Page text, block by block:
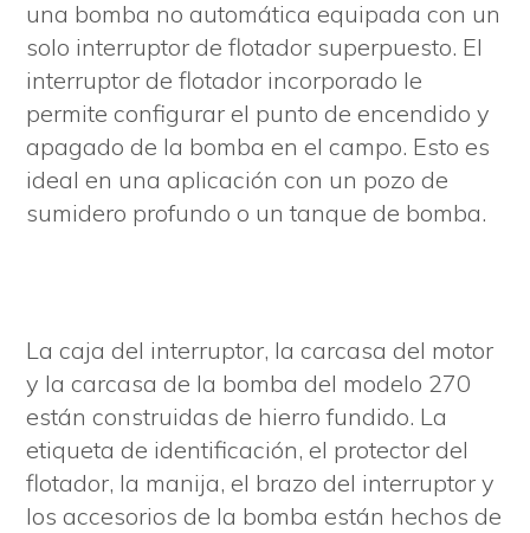
una bomba no automática equipada con un
solo interruptor de flotador superpuesto. El
interruptor de flotador incorporado le
permite configurar el punto de encendido y
apagado de la bomba en el campo. Esto es
ideal en una aplicación con un pozo de
sumidero profundo o un tanque de bomba.
La caja del interruptor, la carcasa del motor
y la carcasa de la bomba del modelo 270
están construidas de hierro fundido. La
etiqueta de identificación, el protector del
flotador, la manija, el brazo del interruptor y
los accesorios de la bomba están hechos de